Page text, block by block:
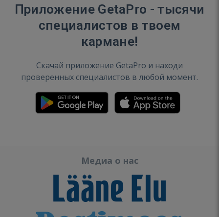
Приложение GetaPro - тысячи
специалистов в твоем
кармане!
Скачай приложение GetaPro и находи
проверенных специалистов в любой момент.
Медиа о нас